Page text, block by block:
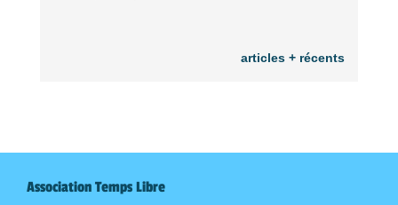
articles + récents
Association Temps Libre